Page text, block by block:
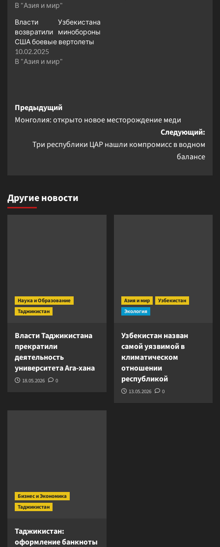
В "Азия и мир"
Власти Узбекистана
возвратили минобороны
США боевые вертолеты
10.02.2025
В "Азия и мир"
Навигация
записи
Предыдущий
Монголия: открыто новое месторождение меди
Следующий:
Три республики ЦАР нашли компромисс в водном
балансе
Другие новости
Наука и Образование
Таджикистан
Власти Таджикистана
прекратили
деятельность
университета Ага-хана
18.05.2026 0
Азия и мир
Узбекистан
Экология
Узбекистан назван
самой уязвимой в
климатическом
отношении
республикой
13.05.2026 0
Бизнес и Экономика
Таджикистан
Таджикистан:
оформление банкноты